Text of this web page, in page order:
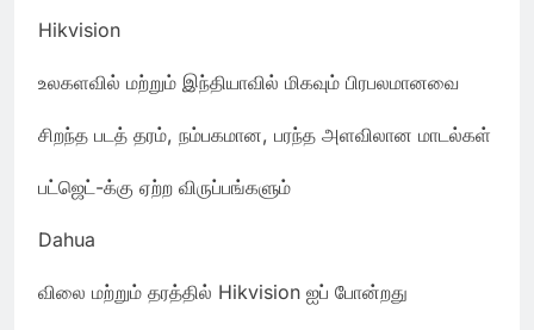
Hikvision
உலகளவில் மற்றும் இந்தியாவில் மிகவும் பிரபலமானவை
சிறந்த படத் தரம், நம்பகமான, பரந்த அளவிலான மாடல்கள்
பட்ஜெட்-க்கு ஏற்ற விருப்பங்களும்
Dahua
விலை மற்றும் தரத்தில் Hikvision ஐப் போன்றது